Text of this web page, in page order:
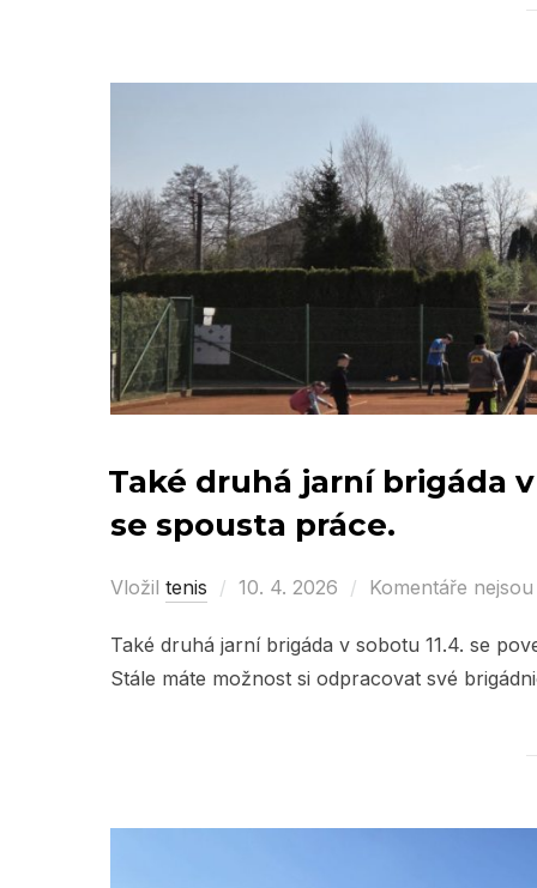
Také druhá jarní brigáda
se spousta práce.
Vložil tenis
Posted
10. 4. 2026 Komentáře
Také druhá jarní brigáda v sobotu 11.4. se
Stále máte možnost si odpracovat své